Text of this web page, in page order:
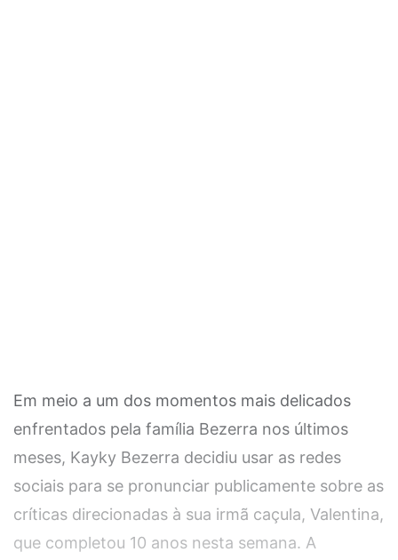
Em meio a um dos momentos mais delicados
enfrentados pela família Bezerra nos últimos
meses, Kayky Bezerra decidiu usar as redes
sociais para se pronunciar publicamente sobre as
críticas direcionadas à sua irmã caçula, Valentina,
que completou 10 anos nesta semana. A